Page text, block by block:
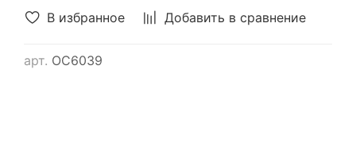
В избранное Добавить в сравнение
арт. ОС6039